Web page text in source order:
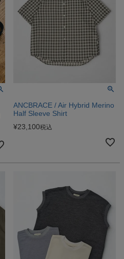
ANCBRACE / Air Hybrid Merino
Half Sleeve Shirt
¥23,100税込